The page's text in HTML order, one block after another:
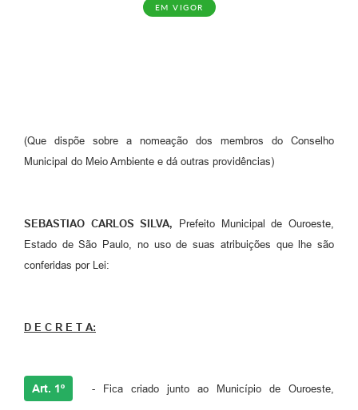
EM VIGOR
(Que dispõe sobre a nomeação dos membros do Conselho
Municipal do Meio Ambiente e dá outras providências)
SEBASTIAO CARLOS SILVA,
Prefeito Municipal de Ouroeste,
Estado de São Paulo, no uso de suas atribuições que lhe são
conferidas por Lei:
D E C R E T A:
Art. 1º - Fica criado junto ao Município de Ouroeste,